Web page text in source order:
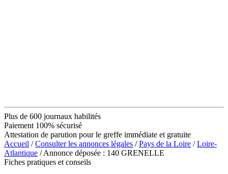
Plus de 600 journaux habilités
Paiement 100% sécurisé
Attestation de parution pour le greffe immédiate et gratuite
Accueil /Consulter les annonces légales /Pays de la Loire /Loire-
Atlantique / Annonce déposée : 140 GRENELLE
Fiches pratiques et conseils